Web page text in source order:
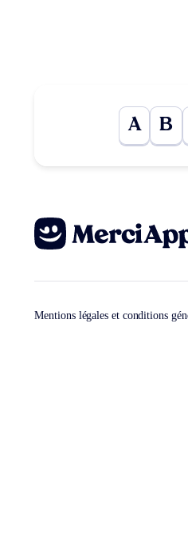
A B
Mentions légales et conditions